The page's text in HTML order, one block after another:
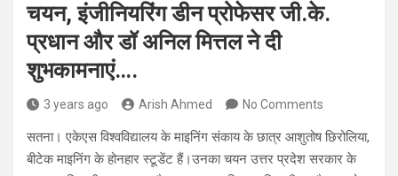
चयन, इंजीनियरिंग डीन प्रोफेसर जी.के.
प्रधान और डॉ अनिल मित्तल ने दी
शुभकामनाएं….
3 years ago Arish Ahmed No Comments
सतना। एकेएस विश्वविद्यालय के माइनिंग संकाय के छात्र आशुतोष छिरोलिया,
बीटेक माइनिंग के होनहार स्टूडेंट हैं।उनका चयन उत्तर प्रदेश सरकार के